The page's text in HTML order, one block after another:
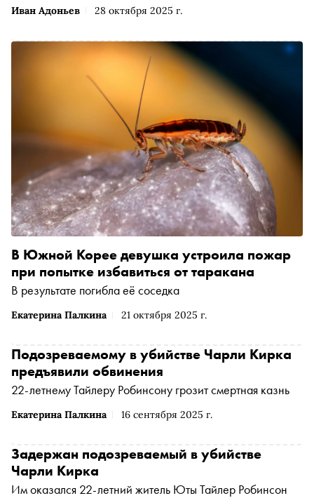
Иван Адоньев 28 октября 2025 г.
Екатерина Палкина 21 октября 2025 г.
В Южной Корее девушка устроила пожар
при попытке избавиться от таракана
В результате погибла её соседка
Екатерина Палкина 16 сентября 2025 г.
Подозреваемому в убийстве Чарли Кирка
предъявили обвинения
22-летнему Тайлеру Робинсону грозит смертная казнь
Задержан подозреваемый в убийстве
Чарли Кирка
Им оказался 22-летний житель Юты Тайлер Робинсон